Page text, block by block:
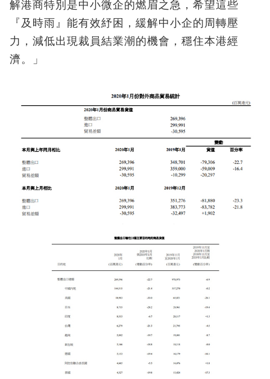
解港商特別是中小微企的燃眉之急，希望這些
『及時雨』能有效紓困，緩解中小企的周轉壓
力，減低出現裁員結業潮的機會，穩住本港經
濟。」